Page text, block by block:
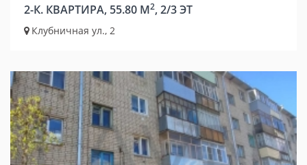
2-К. КВАРТИРА, 55.80 М2, 2/3 ЭТ
Клубничная ул., 2